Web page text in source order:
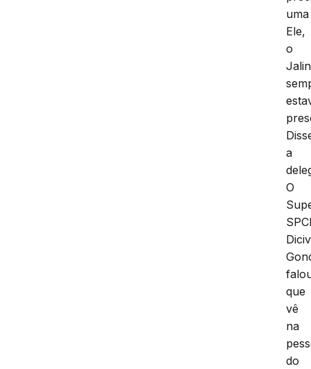
Ele,
o
a
O
que
vê
na
do